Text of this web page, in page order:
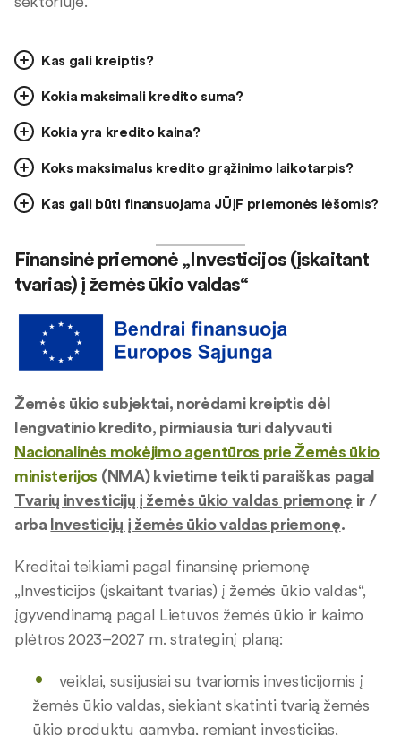
Kas gali kreiptis?
Kokia maksimali kredito suma?
Kokia yra kredito kaina?
Koks maksimalus kredito grąžinimo laikotarpis?
Kas gali būti finansuojama JŪĮF priemonės lėšomis?
Finansinė priemonė „Investicijos (įskaitant
tvarias) į žemės ūkio valdas“
Žemės ūkio subjektai, norėdami kreiptis dėl
lengvatinio kredito, pirmiausia turi dalyvauti
Nacionalinės mokėjimo agentūros prie Žemės ūkio
ministerijos (NMA) kvietime teikti paraiškas pagal
Tvarių investicijų į žemės ūkio valdas priemonę ir /
arba Investicijų į žemės ūkio valdas priemonę.
Kreditai teikiami pagal finansinę priemonę
„Investicijos (įskaitant tvarias) į žemės ūkio valdas“,
įgyvendinamą pagal Lietuvos žemės ūkio ir kaimo
plėtros 2023–2027 m. strateginį planą:
veiklai, susijusiai su tvariomis investicijomis į
žemės ūkio valdas, siekiant skatinti tvarią žemės
ūkio produktų gamybą, remiant investicijas,